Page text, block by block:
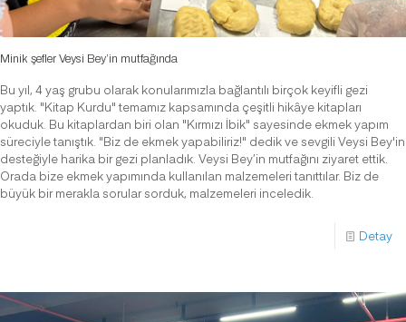
Minik şefler Veysi Bey’in mutfağında
Bu yıl, 4 yaş grubu olarak konularımızla bağlantılı birçok keyifli gezi
yaptık. "Kitap Kurdu" temamız kapsamında çeşitli hikâye kitapları
okuduk. Bu kitaplardan biri olan "Kırmızı İbik" sayesinde ekmek yapım
süreciyle tanıştık. "Biz de ekmek yapabiliriz!" dedik ve sevgili Veysi Bey'in
desteğiyle harika bir gezi planladık. Veysi Bey’in mutfağını ziyaret ettik.
Orada bize ekmek yapımında kullanılan malzemeleri tanıttılar. Biz de
büyük bir merakla sorular sorduk, malzemeleri inceledik.
Detay